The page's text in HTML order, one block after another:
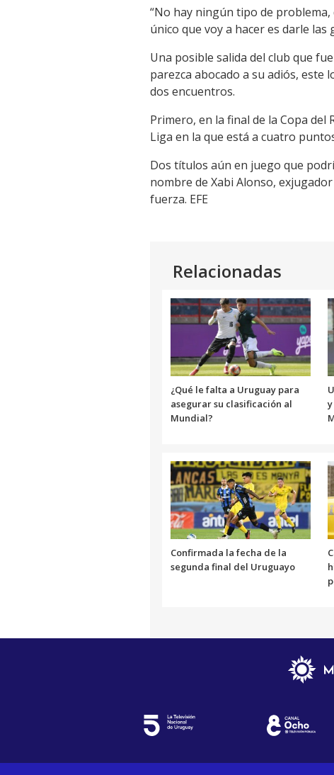
“No hay ningún tipo de problema,
único que voy a hacer es darle las
Una posible salida del club que
parezca abocado a su adiós, este
dos encuentros.
Primero, en la final de la Copa
Liga en la que está a cuatro
Dos títulos aún en juego que
nombre de Xabi Alonso,
fuerza. EFE
Relacionadas
¿Qué le falta a Uruguay para
asegurar su clasificación al
Mundial?
Confirmada la fecha de la
segunda final del Uruguayo